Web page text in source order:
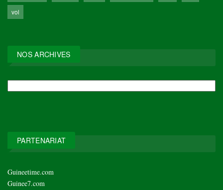
vol
NOS ARCHIVES
PARTENARIAT
Guineetime.com
Guinee7.com